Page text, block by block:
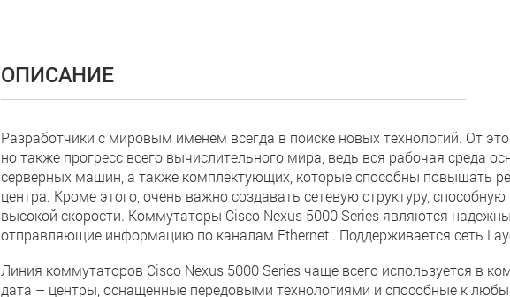
ОПИСАНИЕ
Разработчики с мировым именем всегда в поиске новых технологий. От
но также прогресс всего вычислительного мира, ведь вся рабочая среда
серверных машин, а также комплектующих, которые способны повышать
центра. Кроме этого, очень важно создавать сетевую структуру,
высокой скорости. Коммутаторы Cisco Nexus 5000 Series являются
отправляющие информацию по каналам Ethernet . Поддерживается сеть
Линия коммутаторов Cisco Nexus 5000 Series чаще всего используется в
дата – центры, оснащенные передовыми технологиями и способные к